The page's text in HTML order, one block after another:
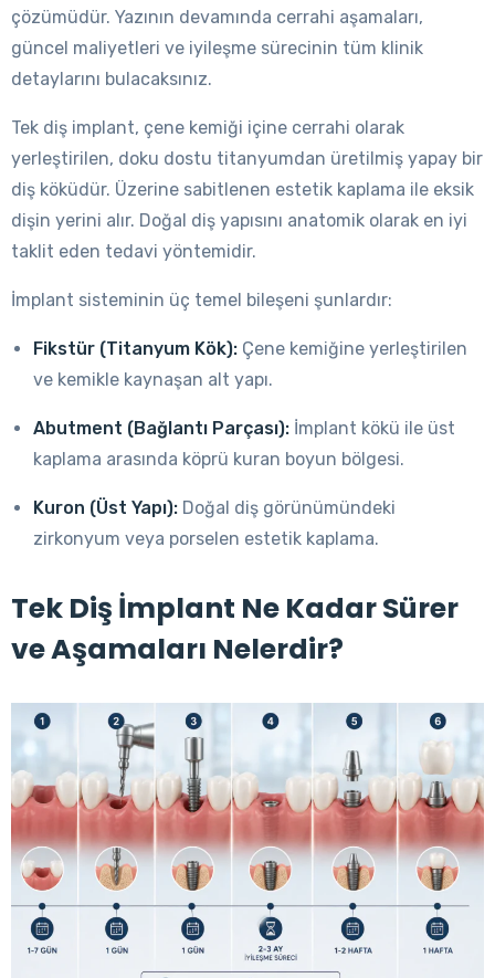
çözümüdür. Yazının devamında cerrahi aşamaları,
güncel maliyetleri ve iyileşme sürecinin tüm klinik
detaylarını bulacaksınız.
Tek diş implant, çene kemiği içine cerrahi olarak
yerleştirilen, doku dostu titanyumdan üretilmiş yapay bir
diş köküdür. Üzerine sabitlenen estetik kaplama ile eksik
dişin yerini alır. Doğal diş yapısını anatomik olarak en iyi
taklit eden tedavi yöntemidir.
İmplant sisteminin üç temel bileşeni şunlardır:
Fikstür (Titanyum Kök): Çene kemiğine yerleştirilen
ve kemikle kaynaşan alt yapı.
Abutment (Bağlantı Parçası): İmplant kökü ile üst
kaplama arasında köprü kuran boyun bölgesi.
Kuron (Üst Yapı): Doğal diş görünümündeki
zirkonyum veya porselen estetik kaplama.
Tek Diş İmplant Ne Kadar Sürer
ve Aşamaları Nelerdir?